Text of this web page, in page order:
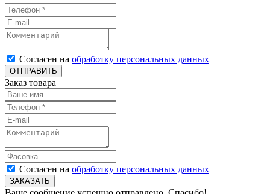
Согласен на обработку персональных данных
ОТПРАВИТЬ
Заказ товара
Согласен на обработку персональных данных
ЗАКАЗАТЬ